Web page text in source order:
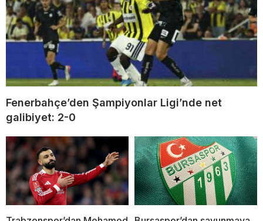
Fenerbahçe’den Şampiyonlar Ligi’nde net
galibiyet: 2-0